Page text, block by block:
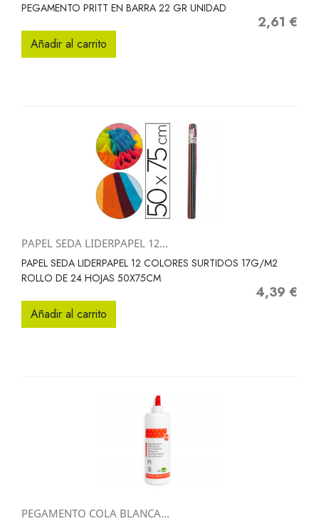
PEGAMENTO PRITT EN BARRA 22 GR UNIDAD
Precio
2,61 €
Añadir al carrito
PAPEL SEDA LIDERPAPEL 12...
PAPEL SEDA LIDERPAPEL 12 COLORES SURTIDOS 17G/M2
ROLLO DE 24 HOJAS 50X75CM
Precio
4,39 €
Añadir al carrito
PEGAMENTO COLA BLANCA...